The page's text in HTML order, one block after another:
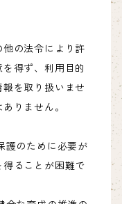
の法令により許
得ず、利用目的
を取り扱いませ
りません。
護のために必要が
ることが困難で